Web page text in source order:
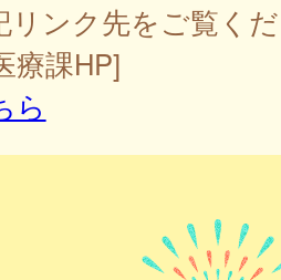
リンク先をご覧く
療課HP]
ら